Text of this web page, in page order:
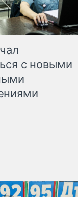
с новыми